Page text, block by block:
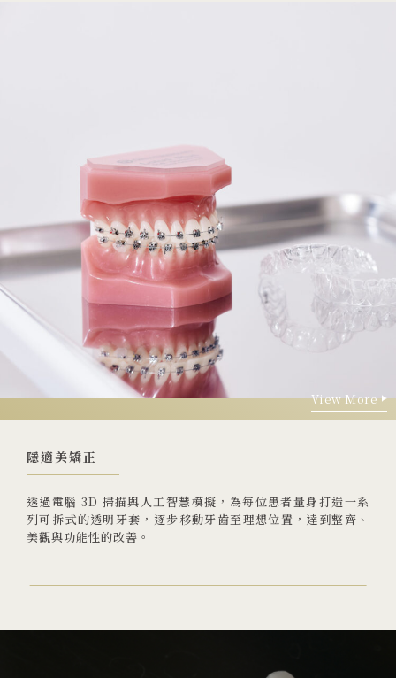
View More
View More
隱適美矯正
透過電腦 3D 掃描與人工智慧模擬，為每位患者量身打造一系
列可拆式的透明牙套，逐步移動牙齒至理想位置，達到整齊、
美觀與功能性的改善。